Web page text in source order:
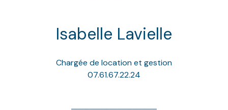
Isabelle Lavielle
Chargée de location et gestion
07.61.67.22.24